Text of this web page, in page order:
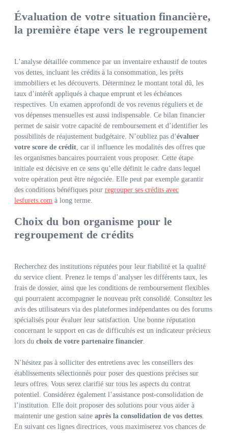
Évaluation de votre situation financière,
la première étape vers le regroupement
L’analyse détaillée commence par un inventaire exhaustif de toutes
vos dettes, incluant les crédits à la consommation, les prêts
immobiliers et les découverts. Déterminez le montant total dû, les
taux d’intérêt appliqués à chaque emprunt et les échéances
respectives. Un examen approfondi de vos revenus réguliers et de
vos dépenses mensuelles est aussi indispensable. Ce bilan financier
permet de saisir votre capacité de remboursement et d’identifier les
possibilités de réajustement budgétaire. N’oubliez pas d’évaluer
votre score de crédit , car il influence les modalités des offres que
les organismes bancaires pourraient vous proposer. Cette étape
initiale est décisive en ce sens qu’elle définit le cadre dans lequel
votre opération peut être négociée. Elle peut par exemple garantir
des conditions bénéfiques pour regrouper ses crédits avec
lesfurets.com à long terme.
Choix du bon organisme pour le
regroupement de crédits
Recherchez des institutions réputées pour leur fiabilité et la qualité
du service client. Prenez le temps d’analyser les différents taux, les
frais de dossier, ainsi que les conditions de remboursement flexibles
qui pourraient accompagner le nouveau prêt consolidé. Consultez les
avis des utilisateurs via des plateformes indépendantes ou des forums
spécialisés pour évaluer leur satisfaction. Une bonne réputation
concernant le support en cas de difficultés est un indicateur précieux
lors du choix de votre partenaire financier.
N’hésitez pas à solliciter des entretiens avec les conseillers des
établissements sélectionnés pour poser des questions précises sur
leurs offres. Vous serez clarifié sur tous les aspects du contrat
potentiel. Considérez également l’assistance post-consolidation de
l’institution. Elle doit proposer des solutions pour vous aider à
maintenir une gestion saine après la consolidation de vos dettes.
En suivant ces lignes directrices, vous maximiserez vos chances de